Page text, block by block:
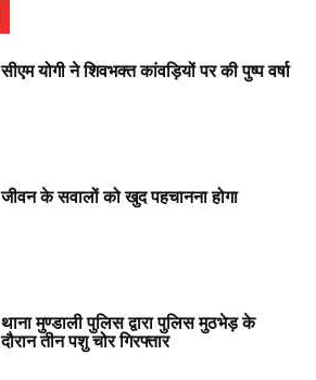
सीएम योगी ने शिवभक्त कांवड़ियों पर की पुष्प वर्षा
जीवन के सवालों को खुद पहचानना होगा
थाना मुण्डाली पुलिस द्वारा पुलिस मुठभेड़ के
दौरान तीन पशु चोर गिरफ्तार